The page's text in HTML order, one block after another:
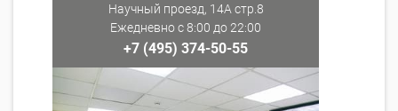
Научный проезд, 14А стр.8
Ежедневно с 8:00 до 22:00
+7 (495) 374-50-55